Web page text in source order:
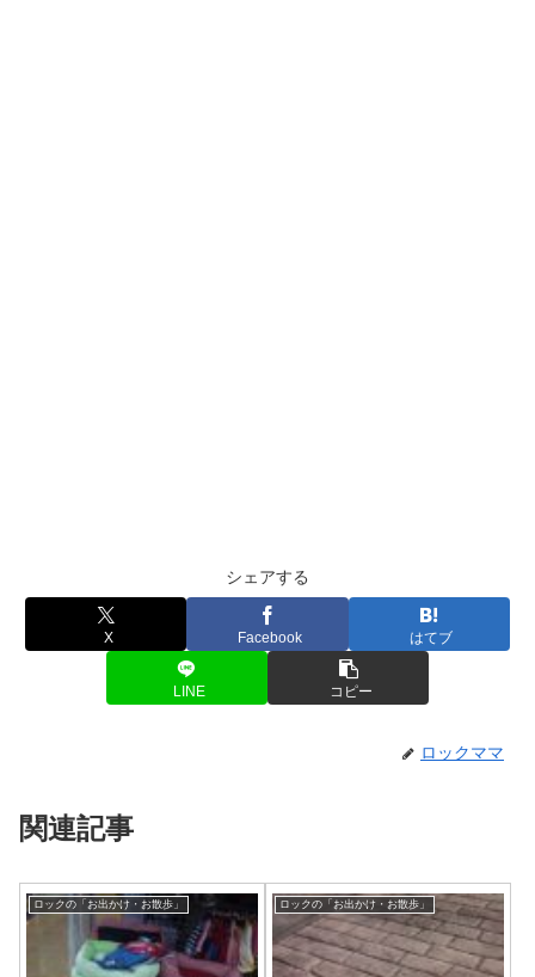
シェアする
X Facebook はてブ
LINE コピー
ロックママ
関連記事
ロックの「お出かけ・お散歩」 ロックの「お出かけ・お散歩」